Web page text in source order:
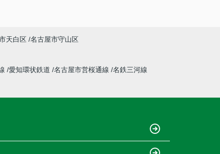
天白区 名古屋市守山区
愛知環状鉄道 名古屋市営桜通線 名鉄三河線